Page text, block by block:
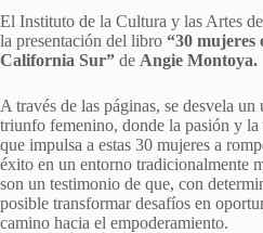
El Instituto de la Cultura y las Artes
la presentación del libro “30 mujeres
California Sur” de Angie Montoya.
A través de las páginas, se desvela
triunfo femenino, donde la pasión y
que impulsa a estas 30 mujeres a
éxito en un entorno tradicionalmente
son un testimonio de que, con
posible transformar desafíos en
camino hacia el empoderamiento.